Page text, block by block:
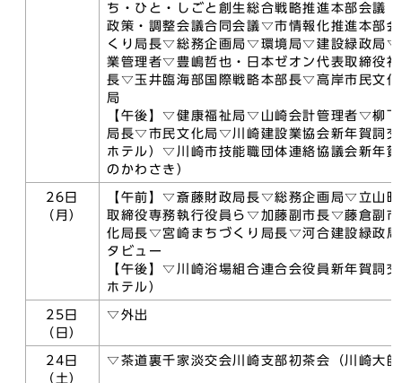
ち・ひと・しごと創生総合戦略推進本部会議
政策・調整会議合同会議▽市情報化推進本部
くり局長▽総務企画局▽環境局▽建設緑政局▽
業管理者▽豊嶋哲也・日本ゼオン代表取締役
長▽玉井臨海部国際戦略本部長▽高岸市民文
局
【午後】▽健康福祉局▽山崎会計管理者▽柳下
局長▽市民文化局▽川崎建設業協会新年賀詞交
ホテル）▽川崎市技能職団体連絡協議会新年
のかわさき）
26日
（月）
【午前】▽斎藤財政局長▽総務企画局▽立山昭
取締役専務執行役員ら▽加藤副市長▽藤倉副
化局長▽宮崎まちづくり局長▽河合建設緑政
タビュー
【午後】▽川崎浴場組合連合会役員新年賀詞
ホテル）
25日
（日）
▽外出
24日
（土）
▽茶道裏千家淡交会川崎支部初茶会（川崎大